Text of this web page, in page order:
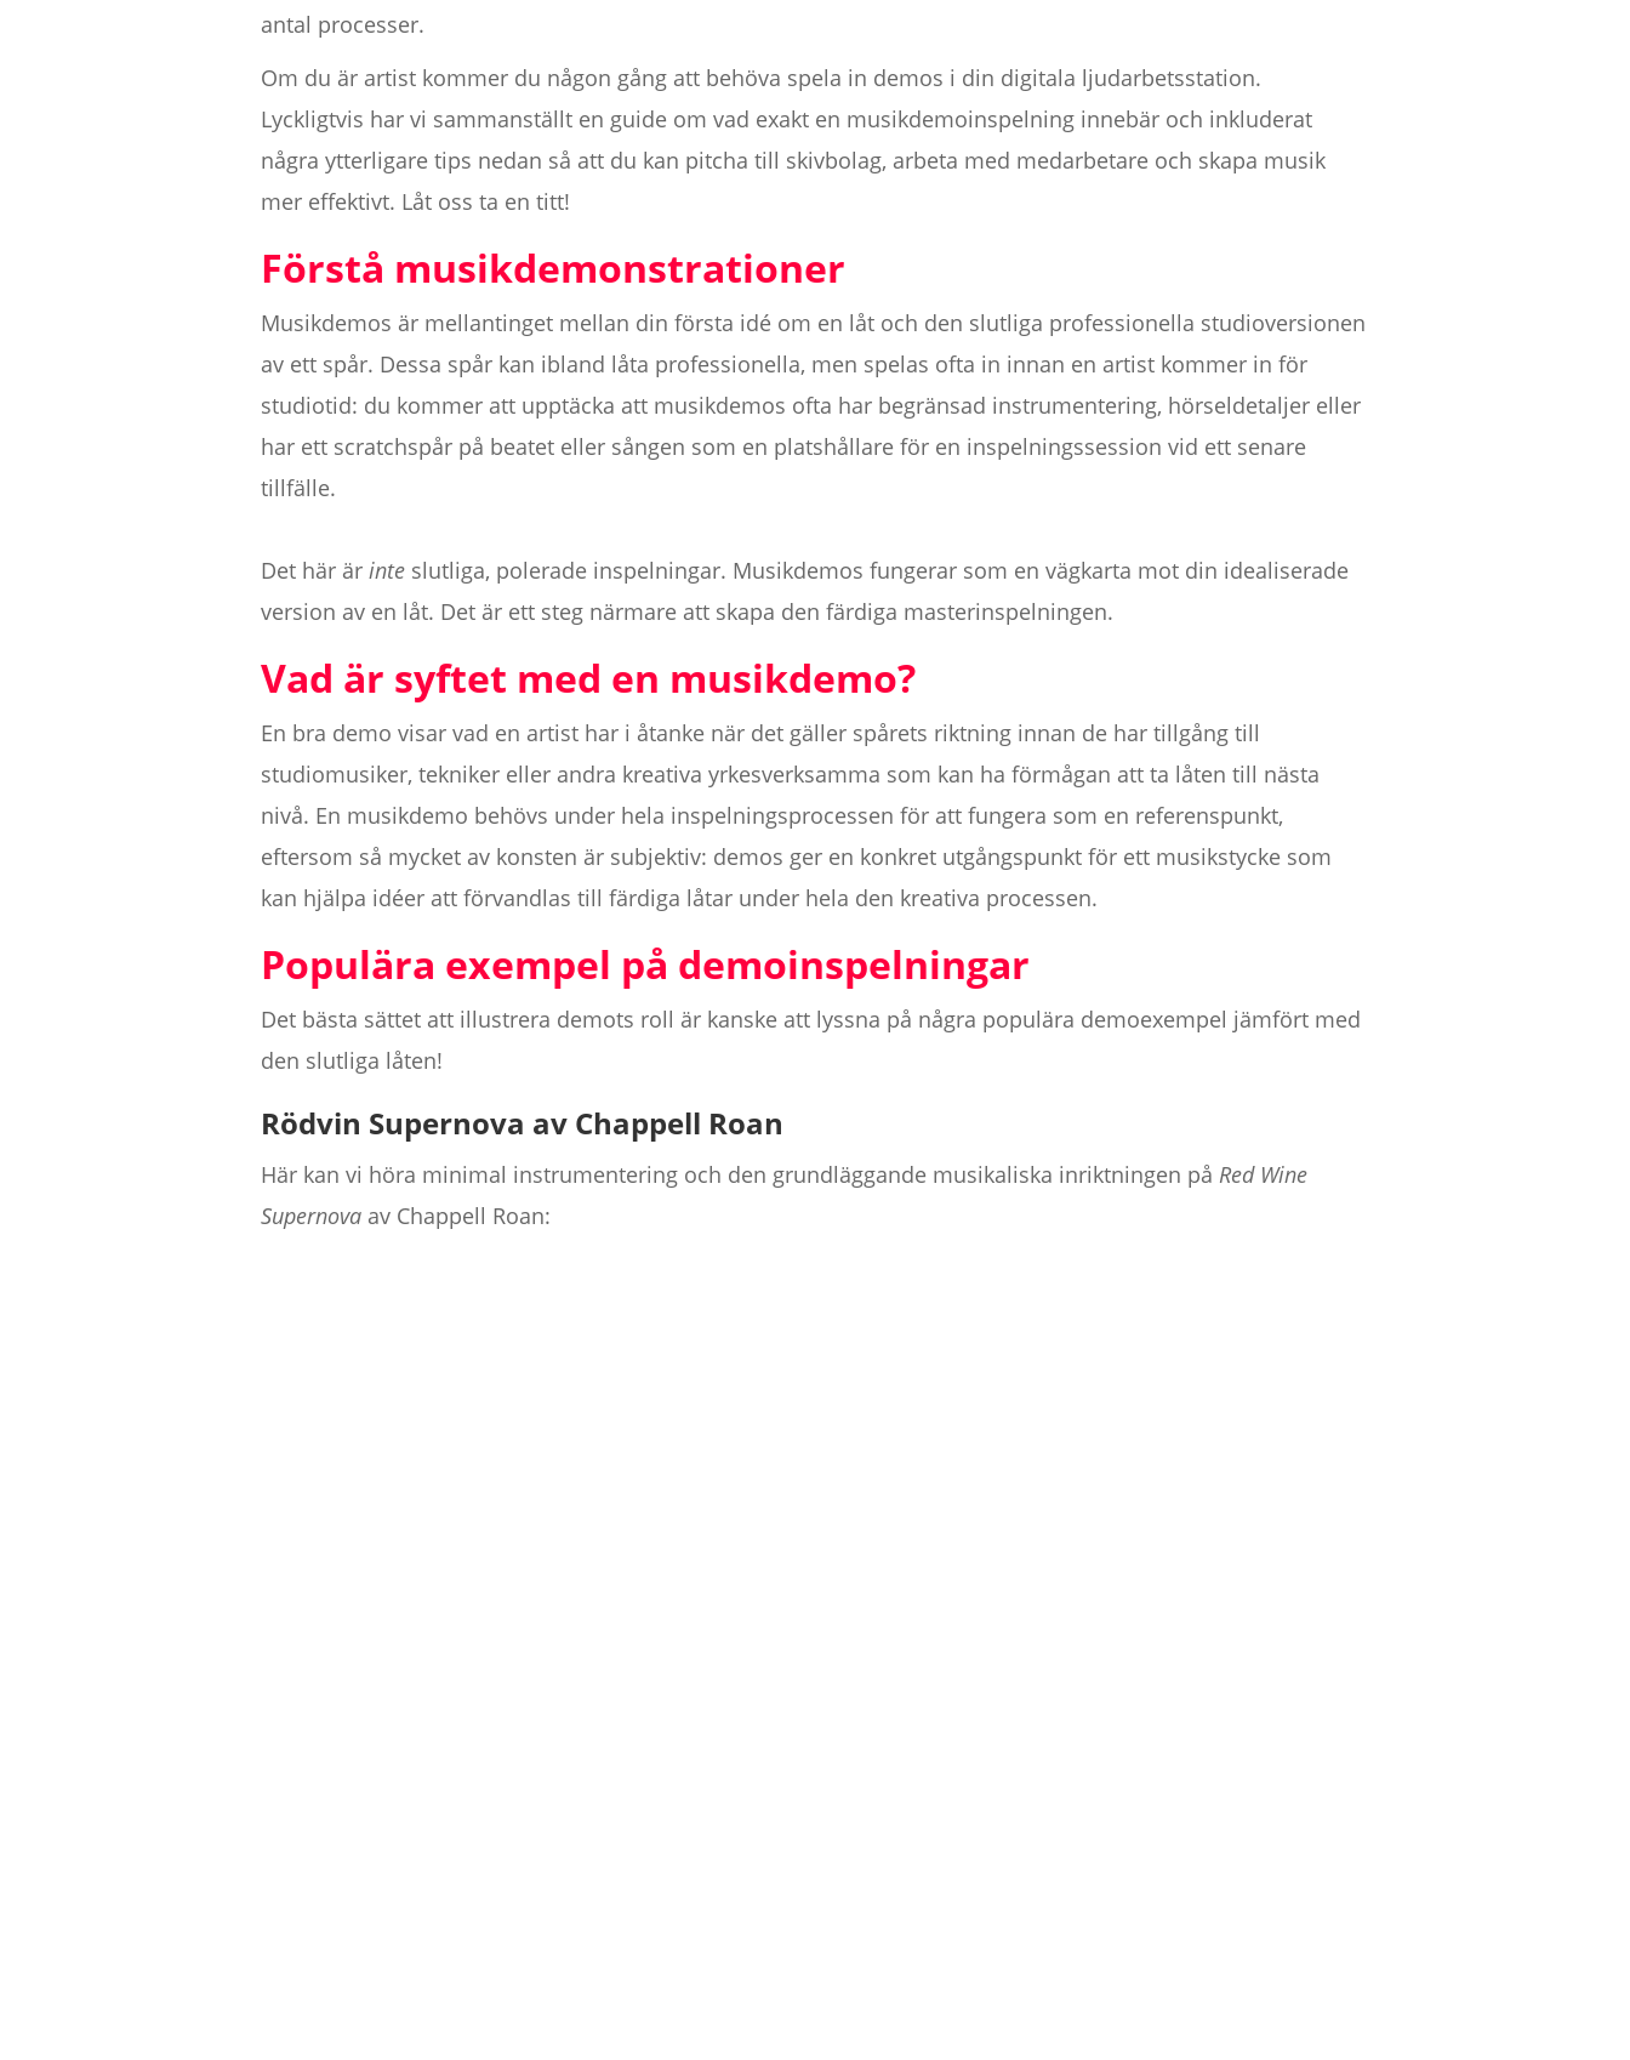
antal processer.
Om du är artist kommer du någon gång att behöva spela in demos i din digitala ljudarbetsstation.
Lyckligtvis har vi sammanställt en guide om vad exakt en musikdemoinspelning innebär och inkluderat
några ytterligare tips nedan så att du kan pitcha till skivbolag, arbeta med medarbetare och skapa musik
mer effektivt. Låt oss ta en titt!
Förstå musikdemonstrationer
Musikdemos är mellantinget mellan din första idé om en låt och den slutliga professionella studioversionen
av ett spår. Dessa spår kan ibland låta professionella, men spelas ofta in innan en artist kommer in för
studiotid: du kommer att upptäcka att musikdemos ofta har begränsad instrumentering, hörseldetaljer eller
har ett scratchspår på beatet eller sången som en platshållare för en inspelningssession vid ett senare
tillfälle.
Det här ärinte slutliga, polerade inspelningar. Musikdemos fungerar som en vägkarta mot din idealiserade
version av en låt. Det är ett steg närmare att skapa den färdiga masterinspelningen.
Vad är syftet med en musikdemo?
En bra demo visar vad en artist har i åtanke när det gäller spårets riktning innan de har tillgång till
studiomusiker, tekniker eller andra kreativa yrkesverksamma som kan ha förmågan att ta låten till nästa
nivå. En musikdemo behövs under hela inspelningsprocessen för att fungera som en referenspunkt,
eftersom så mycket av konsten är subjektiv: demos ger en konkret utgångspunkt för ett musikstycke som
kan hjälpa idéer att förvandlas till färdiga låtar under hela den kreativa processen.
Populära exempel på demoinspelningar
Det bästa sättet att illustrera demots roll är kanske att lyssna på några populära demoexempel jämfört med
den slutliga låten!
Rödvin Supernova av Chappell Roan
Här kan vi höra minimal instrumentering och den grundläggande musikaliska inriktningen på Red Wine
Supernova av Chappell Roan: